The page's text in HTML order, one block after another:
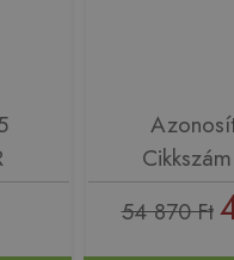
54 870 Ft